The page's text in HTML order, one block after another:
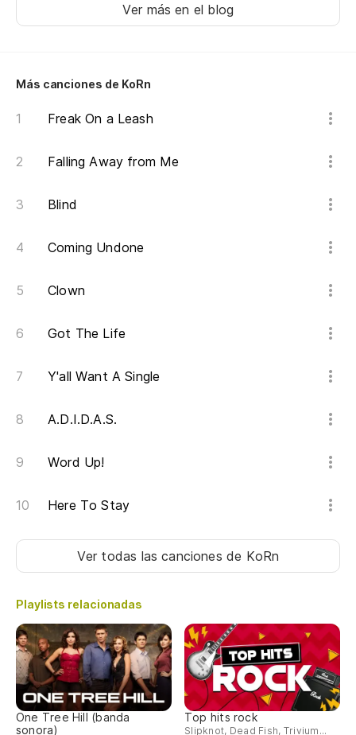
Ver más en el blog
Más canciones de KoRn
Freak On a Leash
Falling Away from Me
Blind
Coming Undone
Clown
Got The Life
Y'all Want A Single
A.D.I.D.A.S.
Word Up!
Here To Stay
Ver todas las cancionesde KoRn
Playlists relacionadas
One Tree Hill (banda
sonora)
Top hits rock
Slipknot, Dead Fish, Trivium...